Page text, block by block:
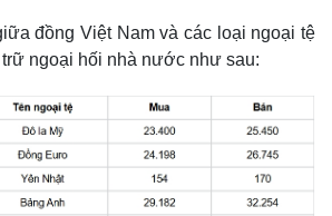
đồng Việt Nam và các loại ngoại tệ
ngoại hối nhà nước như sau: